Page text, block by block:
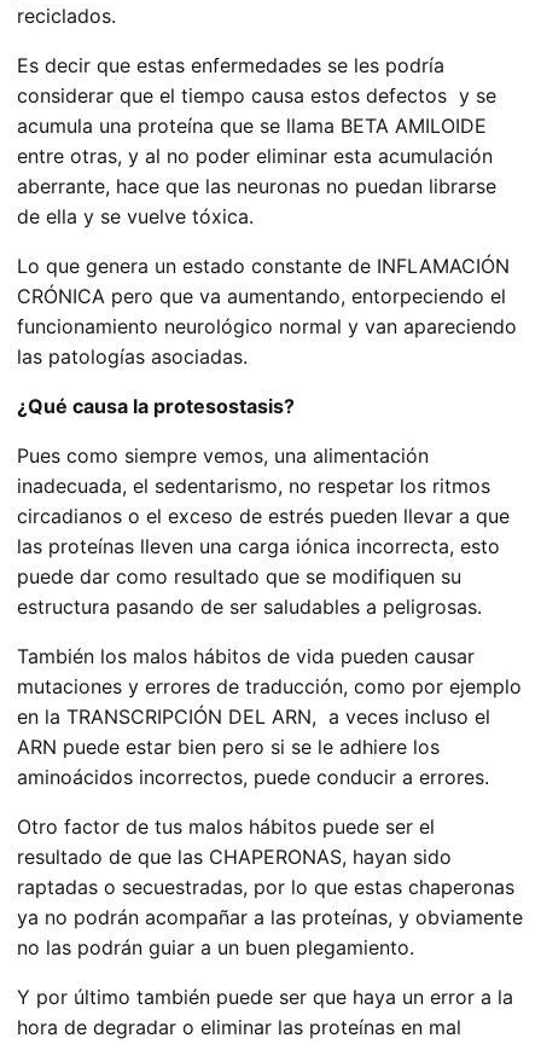
reciclados.
Es decir que estas enfermedades se les podría
considerar que el tiempo causa estos defectos y se
acumula una proteína que se llama BETA AMILOIDE
entre otras, y al no poder eliminar esta acumulación
aberrante, hace que las neuronas no puedan librarse
de ella y se vuelve tóxica.
Lo que genera un estado constante de INFLAMACIÓN
CRÓNICA pero que va aumentando, entorpeciendo el
funcionamiento neurológico normal y van apareciendo
las patologías asociadas.
¿Qué causa la protesostasis?
Pues como siempre vemos, una alimentación
inadecuada, el sedentarismo, no respetar los ritmos
circadianos o el exceso de estrés pueden llevar a que
las proteínas lleven una carga iónica incorrecta, esto
puede dar como resultado que se modifiquen su
estructura pasando de ser saludables a peligrosas.
También los malos hábitos de vida pueden causar
mutaciones y errores de traducción, como por ejemplo
en la TRANSCRIPCIÓN DEL ARN, a veces incluso el
ARN puede estar bien pero si se le adhiere los
aminoácidos incorrectos, puede conducir a errores.
Otro factor de tus malos hábitos puede ser el
resultado de que las CHAPERONAS, hayan sido
raptadas o secuestradas, por lo que estas chaperonas
ya no podrán acompañar a las proteínas, y obviamente
no las podrán guiar a un buen plegamiento.
Y por último también puede ser que haya un error a la
hora de degradar o eliminar las proteínas en mal